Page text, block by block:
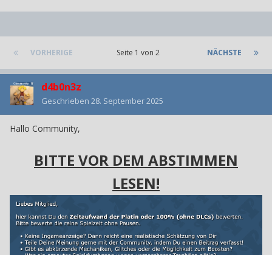
VORHERIGE NÄCHSTE
Seite 1 von 2
d4b0n3z
Geschrieben 28. September 2025
Hallo Community,
BITTE VOR DEM ABSTIMMEN
LESEN!